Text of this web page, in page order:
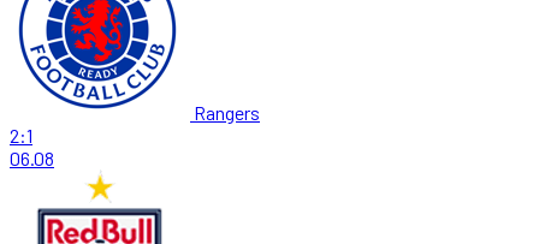
Rangers
2:1
06.08